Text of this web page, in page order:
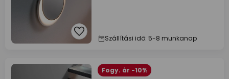
Szállítási idő: 5-8 munkanap
Fogy. ár -10%